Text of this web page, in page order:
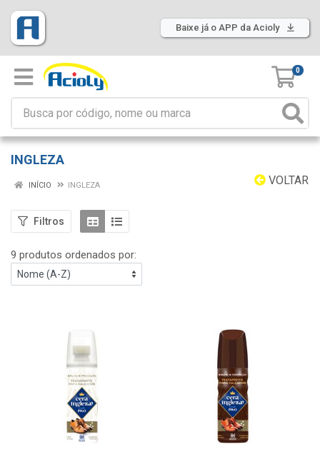
Baixe já o APP da Acioly
0
INGLEZA
VOLTAR
INÍCIO INGLEZA
Filtros
9 produtos ordenados por: